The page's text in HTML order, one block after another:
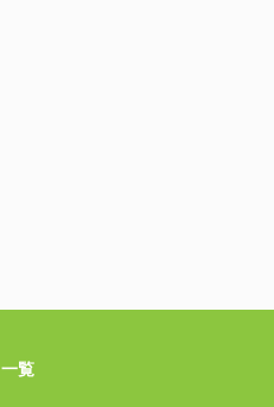
一覧